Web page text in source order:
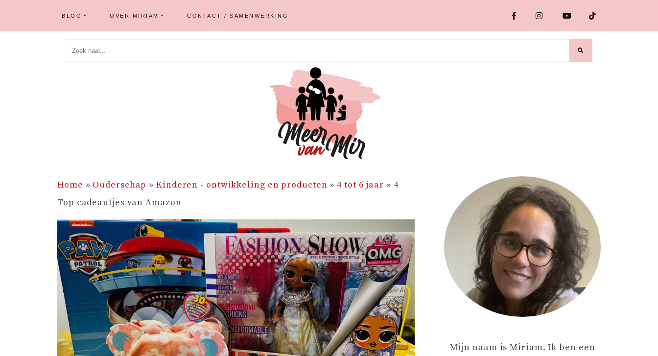
BLOG OVER MIRIAM CONTACT / SAMENWERKING
Home » Ouderschap »Kinderen - ontwikkeling en producten » 4 tot 6 jaar » 4
Top cadeautjes van Amazon
Mijn naam is Miriam. Ik ben een